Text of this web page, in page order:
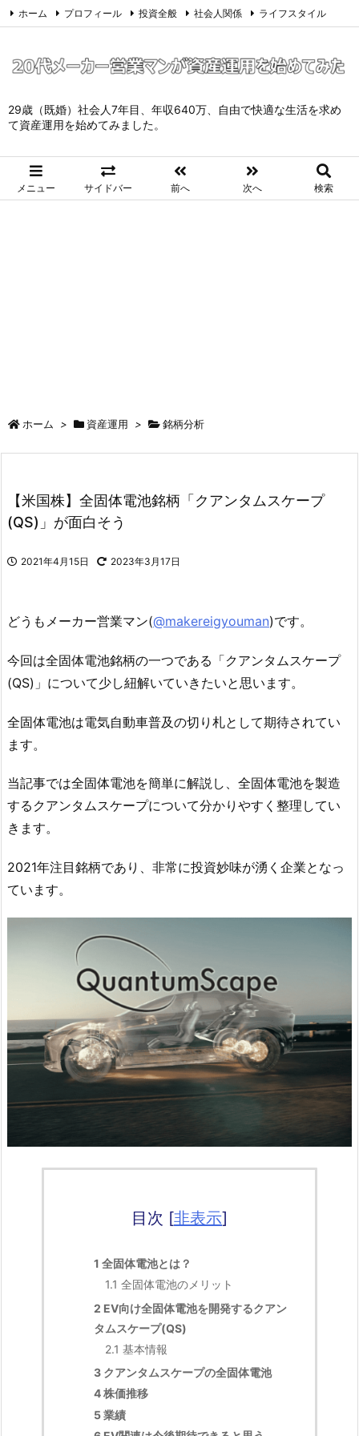
29歳（既婚）社会人7年目、年収640万、自由で快適な生活を求め
て資産運用を始めてみました。
メニュー サイドバー 前へ 次へ 検索
ホーム プロフィール 投資全般 社会人関係 ライフスタイル
Feedly
ホーム > 資産運用 > 銘柄分析
【米国株】全固体電池銘柄「クアンタムスケープ
(QS)」が面白そう
2021年4月15日 2023年3月17日
どうもメーカー営業マン(@makereigyouman)です。
今回は全固体電池銘柄の一つである「クアンタムスケープ
(QS)」について少し紐解いていきたいと思います。
全固体電池は電気自動車普及の切り札として期待されてい
ます。
当記事では全固体電池を簡単に解説し、全固体電池を製造
するクアンタムスケープについて分かりやすく整理してい
きます。
2021年注目銘柄であり、非常に投資妙味が湧く企業となっ
ています。
目次 [非表示]
1 全固体電池とは？
1.1 全固体電池のメリット
2 EV向け全固体電池を開発するクアン
タムスケープ(QS)
2.1 基本情報
3 クアンタムスケープの全固体電池
4株価推移
5業績